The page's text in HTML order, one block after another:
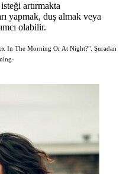
artırmakta
yapmak, duş almak veya
olabilir.
In The Morning Or At Night?". Şuradan